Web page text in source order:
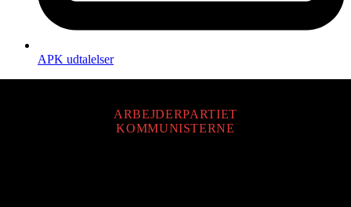
APK udtalelser
ARBEJDERPARTIET
KOMMUNISTERNE